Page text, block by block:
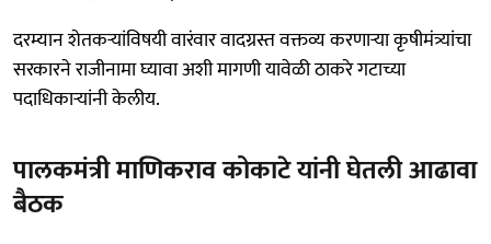
दरम्यान शेतकऱ्यांविषयी वारंवार वादग्रस्त वक्तव्य करणाऱ्या कृषीमंत्र्यांचा
सरकारने राजीनामा घ्यावा अशी मागणी यावेळी ठाकरे गटाच्या
पदाधिकाऱ्यांनी केलीय.
पालकमंत्री माणिकराव कोकाटे यांनी घेतली आढावा
बैठक